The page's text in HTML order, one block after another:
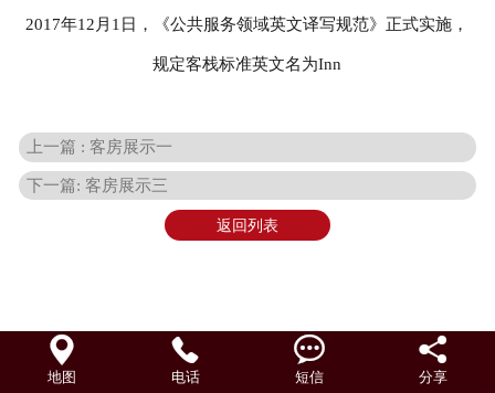
2017年12月1日，《公共服务领域英文译写规范》正式实施，
规定客栈标准英文名为Inn
上一篇 : 客房展示一
下一篇: 客房展示三
返回列表

地图

电话

短信

分享